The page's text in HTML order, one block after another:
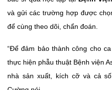
và gửi các trường hợp được
để cùng theo dõi, chẩn đoán.
“Để đảm bảo thành công cho
thực hiện phẫu thuật Bệnh viện
nhà sản xuất, kích cỡ và cả